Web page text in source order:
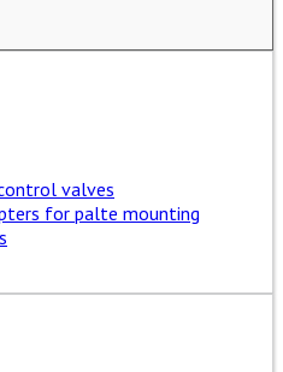
valves
for palte mounting